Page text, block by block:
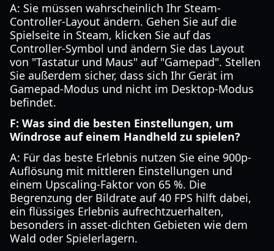
A: Sie müssen wahrscheinlich Ihr Steam-
Controller-Layout ändern. Gehen Sie auf die
Spielseite in Steam, klicken Sie auf das
Controller-Symbol und ändern Sie das Layout
von "Tastatur und Maus" auf "Gamepad". Stellen
Sie außerdem sicher, dass sich Ihr Gerät im
Gamepad-Modus und nicht im Desktop-Modus
befindet.
F: Was sind die besten Einstellungen, um
Windrose auf einem Handheld zu spielen?
A: Für das beste Erlebnis nutzen Sie eine 900p-
Auflösung mit mittleren Einstellungen und
einem Upscaling-Faktor von 65 %. Die
Begrenzung der Bildrate auf 40 FPS hilft dabei,
ein flüssiges Erlebnis aufrechtzuerhalten,
besonders in asset-dichten Gebieten wie dem
Wald oder Spielerlagern.